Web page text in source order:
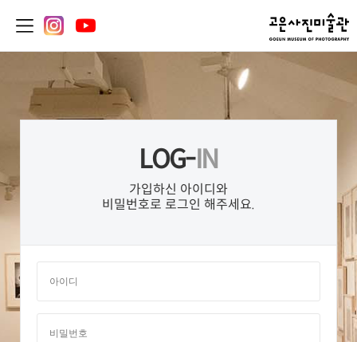
LOG-IN
가입하신 아이디와
비밀번호로 로그인 해주세요.